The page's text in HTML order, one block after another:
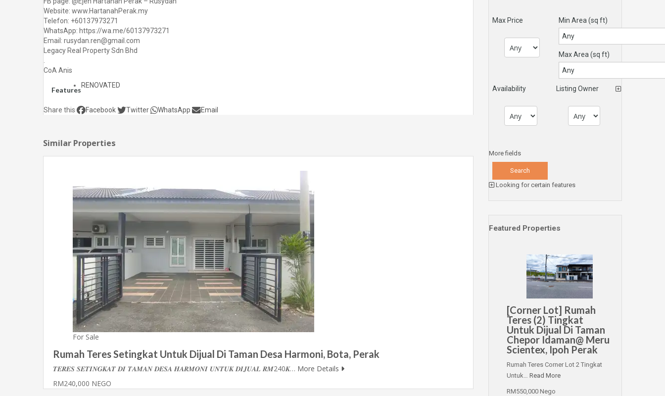
Website: www.HartanahPerak.my
Telefon: +60137973271
WhatsApp: https://wa.me/60137973271
Email: rusydan.ren@gmail.com
Legacy Real Property Sdn Bhd
.
CoA Anis
Features
RENOVATED
Share this Facebook Twitter WhatsApp Email
Similar Properties
For Sale
Rumah Teres Setingkat Untuk Dijual Di Taman Desa Harmoni, Bota, Perak
𝑻𝑬𝑹𝑬𝑺 𝑺𝑬𝑻𝑰𝑵𝑮𝑲𝑨𝑻 𝑫𝑰 𝑻𝑨𝑴𝑨𝑵 𝑫𝑬𝑺𝑨 𝑯𝑨𝑹𝑴𝑶𝑵𝑰 𝑼𝑵𝑻𝑼𝑲 𝑫𝑰𝑱𝑼𝑨𝑳 𝑹𝑴240𝑲… More Details
RM240,000 NEGO
Max Price Min Area (sq ft)
Max Area (sq ft)
Availability Listing Owner
More fields
Looking for certain features
Featured Properties
[Corner Lot] Rumah
Teres (2) Tingkat
Untuk Dijual Di Taman
Chepor Idaman@ Meru
Scientex, Ipoh Perak
Rumah Teres Corner Lot 2 Tingkat
Untuk… Read More
RM550,000 Nego